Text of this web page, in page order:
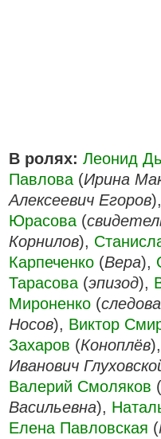
В ролях: Леонид
Павлова (Ирина
Алексеевич Егоров),
Юрасова (
Корнилов),
Карпеченко (Вера),
Тарасова (эпизод),
Мироненко (
Носов), Виктор
Захаров (Коноплёв),
Иванович
Валерий Смоляков (
Васильевна),
Елена Павловская (